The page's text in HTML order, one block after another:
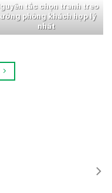
tắc chọn tranh treo
phòng khách hợp lý
nhất